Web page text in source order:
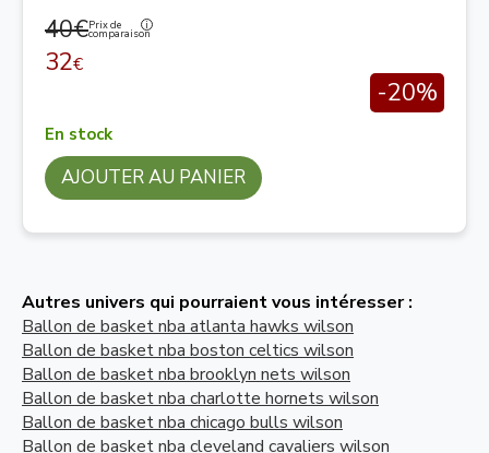
40€Prix de
comparaison
32€
-20%
En stock
AJOUTER AU PANIER
Autres univers qui pourraient vous intéresser :
Ballon de basket nba atlanta hawks wilson
Ballon de basket nba boston celtics wilson
Ballon de basket nba brooklyn nets wilson
Ballon de basket nba charlotte hornets wilson
Ballon de basket nba chicago bulls wilson
Ballon de basket nba cleveland cavaliers wilson